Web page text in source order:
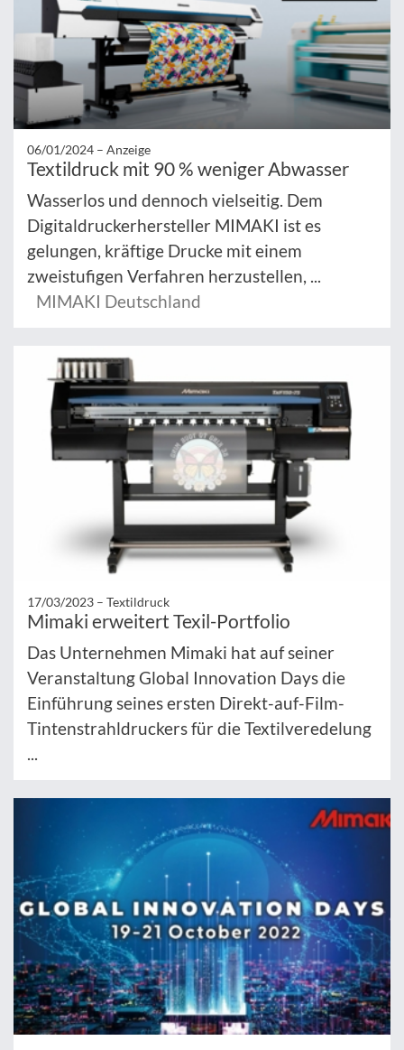
06/01/2024 – Anzeige
Textildruck mit 90 % weniger Abwasser
Wasserlos und dennoch vielseitig. Dem
Digitaldruckerhersteller MIMAKI ist es
gelungen, kräftige Drucke mit einem
zweistufigen Verfahren herzustellen, ...
MIMAKI Deutschland
17/03/2023 – Textildruck
Mimaki erweitert Texil-Portfolio
Das Unternehmen Mimaki hat auf seiner
Veranstaltung Global Innovation Days die
Einführung seines ersten Direkt-auf-Film-
Tintenstrahldruckers für die Textilveredelung
...